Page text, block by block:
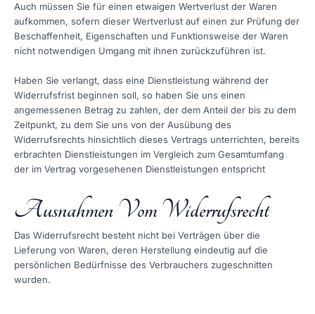
Auch müssen Sie für einen etwaigen Wertverlust der Waren
aufkommen, sofern dieser Wertverlust auf einen zur Prüfung der
Beschaffenheit, Eigenschaften und Funktionsweise der Waren
nicht notwendigen Umgang mit ihnen zurückzuführen ist.
Haben Sie verlangt, dass eine Dienstleistung während der
Widerrufsfrist beginnen soll, so haben Sie uns einen
angemessenen Betrag zu zahlen, der dem Anteil der bis zu dem
Zeitpunkt, zu dem Sie uns von der Ausübung des
Widerrufsrechts hinsichtlich dieses Vertrags unterrichten, bereits
erbrachten Dienstleistungen im Vergleich zum Gesamtumfang
der im Vertrag vorgesehenen Dienstleistungen entspricht
Ausnahmen Vom Widerrufsrecht
Das Widerrufsrecht besteht nicht bei Verträgen über die
Lieferung von Waren, deren Herstellung eindeutig auf die
persönlichen Bedürfnisse des Verbrauchers zugeschnitten
wurden.